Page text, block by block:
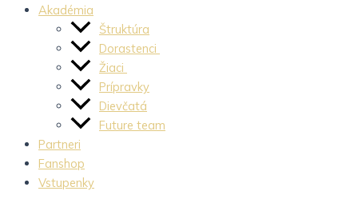
Akadémia
Štruktúra
Dorastenci
Žiaci
Prípravky
Dievčatá
Future team
Partneri
Fanshop
Vstupenky